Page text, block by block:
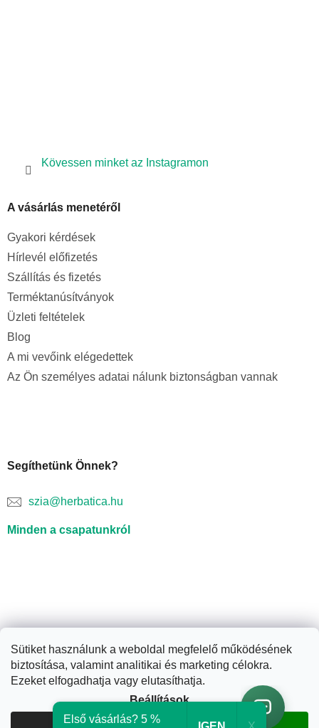
Sütiket használunk a weboldal megfelelő működésének
biztosítása, valamint analitikai és marketing célokra.
Ezeket elfogadhatja vagy elutasíthatja.
Beállítások
Kövessen minket az Instagramon
A vásárlás menetéről
Gyakori kérdések
Hírlevél előfizetés
Szállítás és fizetés
Terméktanúsítványok
Üzleti feltételek
Blog
A mi vevőink elégedettek
Az Ön személyes adatai nálunk biztonságban vannak
Segíthetünk Önnek?
szia@herbatica.hu
Minden a csapatunkról
Shoptet készítette
Copyright 2026 Herbatica.hu . Minden jog fenntartva.Süti
Első vásárlás? 5 %